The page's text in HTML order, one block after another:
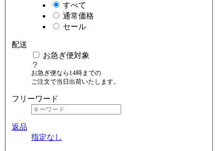
すべて
通常価格
セール
配送
お急ぎ便対象
お急ぎ便なら14時までの
ご注文で当日出荷いたします。
フリーワード
返品
指定なし